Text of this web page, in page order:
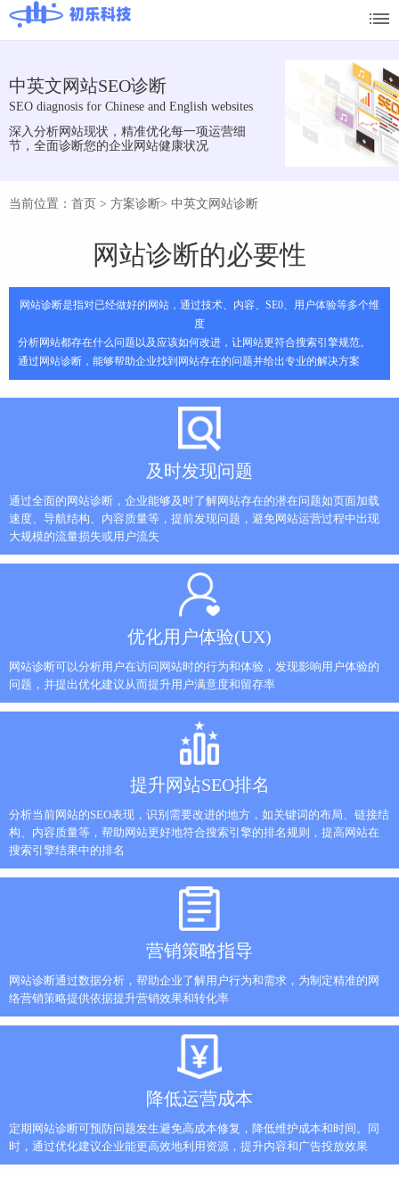
中英文网站SEO诊断
SEO diagnosis for Chinese and English websites
深入分析网站现状，精准优化每一项运营细
节，全面诊断您的企业网站健康状况
当前位置：首页 > 方案诊断> 中英文网站诊断
网站诊断的必要性
网站诊断是指对已经做好的网站，通过技术、内容、SE0、用户体验等多个维
度
分析网站都存在什么问题以及应该如何改进，让网站更符合搜索引擎规范。
通过网站诊断，能够帮助企业找到网站存在的问题并给出专业的解决方案
及时发现问题
通过全面的网站诊断，企业能够及时了解网站存在的潜在问题如页面加载
速度、导航结构、内容质量等，提前发现问题，避免网站运营过程中出现
大规模的流量损失或用户流失
优化用户体验(UX)
网站诊断可以分析用户在访问网站时的行为和体验，发现影响用户体验的
问题，并提出优化建议从而提升用户满意度和留存率
提升网站SEO排名
分析当前网站的SEO表现，识别需要改进的地方，如关键词的布局、链接结
构、内容质量等，帮助网站更好地符合搜索引擎的排名规则，提高网站在
搜索引擎结果中的排名
营销策略指导
网站诊断通过数据分析，帮助企业了解用户行为和需求，为制定精准的网
络营销策略提供依据提升营销效果和转化率
降低运营成本
定期网站诊断可预防问题发生避免高成本修复，降低维护成本和时间。同
时，通过优化建议企业能更高效地利用资源，提升内容和广告投放效果